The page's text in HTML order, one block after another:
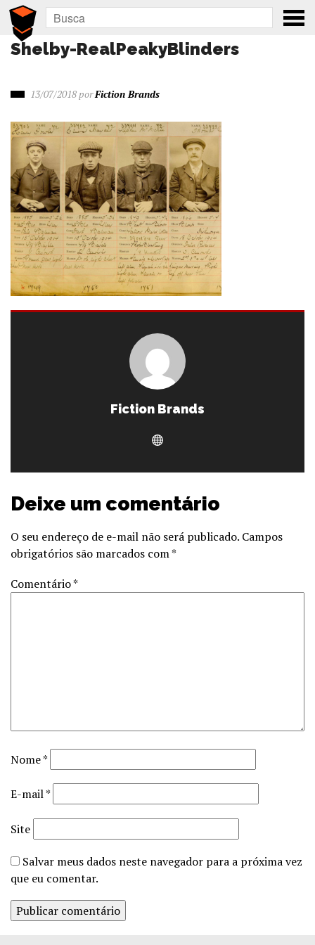
Shelby-RealPeakyBlinders
13/07/2018porFiction Brands
Fiction Brands
Deixe um comentário
O seu endereço de e-mail não será publicado. Campos
obrigatórios são marcados com*
Comentário*
Nome*
E-mail*
Site
Salvar meus dados neste navegador para a próxima vez
que eu comentar.